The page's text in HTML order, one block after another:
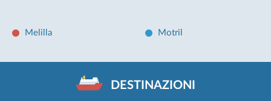
Melilla Motril
DESTINAZIONI